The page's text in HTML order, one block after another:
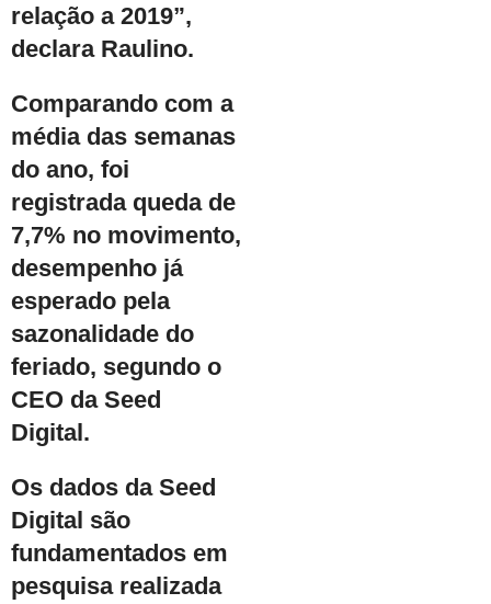
relação a 2019”,
declara Raulino.
Comparando com a
média das semanas
do ano, foi
registrada queda de
7,7% no movimento,
desempenho já
esperado pela
sazonalidade do
feriado, segundo o
CEO da Seed
Digital.
Os dados da Seed
Digital são
fundamentados em
pesquisa realizada